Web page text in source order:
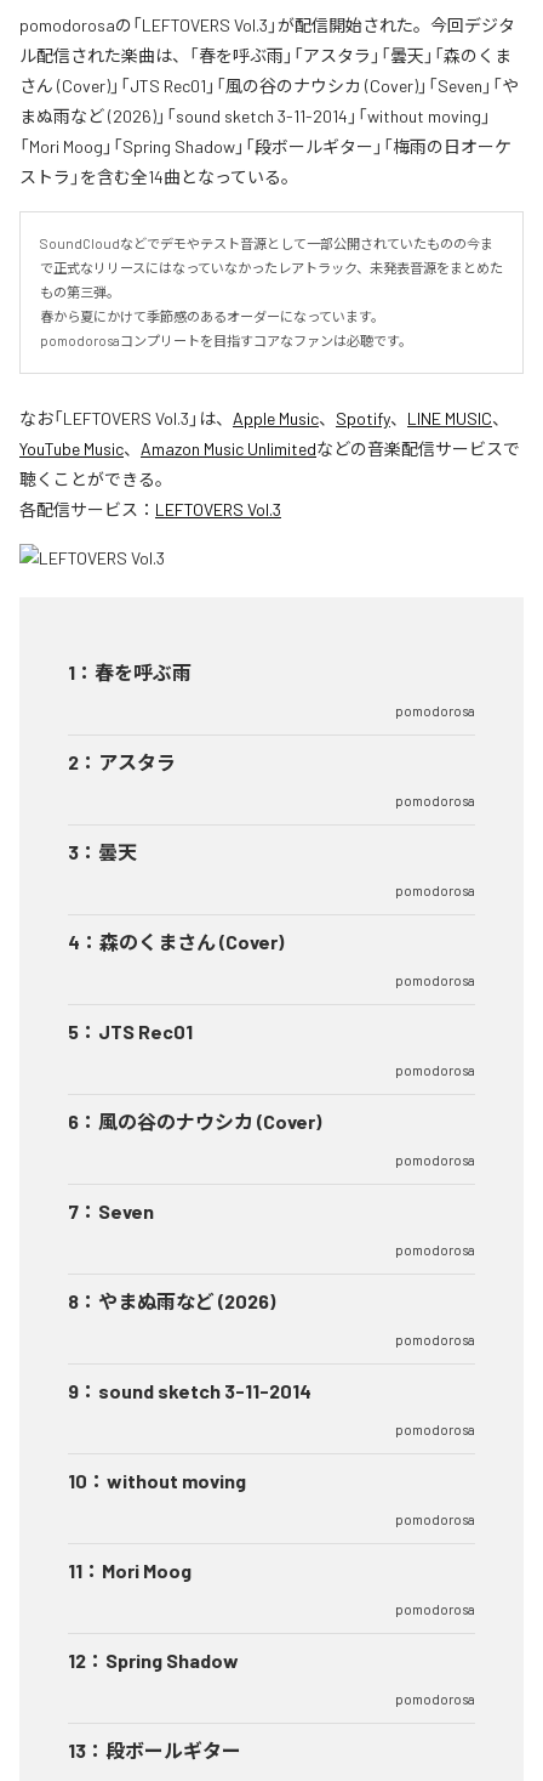
pomodorosaの「LEFTOVERS Vol.3」が配信開始された。今回デジタ
ル配信された楽曲は、「春を呼ぶ雨」「アスタラ」「曇天」「森のくま
さん (Cover)」「JTS Rec01」「風の谷のナウシカ (Cover)」「Seven」「や
まぬ雨など (2026)」「sound sketch 3-11-2014」「without moving」
「Mori Moog」「Spring Shadow」「段ボールギター」「梅雨の日オーケ
ストラ」を含む全14曲となっている。
SoundCloudなどでデモやテスト音源として一部公開されていたものの今ま
で正式なリリースにはなっていなかったレアトラック、未発表音源をまとめた
もの第三弾。
春から夏にかけて季節感のあるオーダーになっています。
pomodorosaコンプリートを目指すコアなファンは必聴です。
なお「LEFTOVERS Vol.3 」は、 Apple Music、 Spotify、 LINE MUSIC、
YouTube Music、 Amazon Music Unlimitedなどの音楽配信サービスで
聴くことができる。
各配信サービス： LEFTOVERS Vol.3
1 ： 春を呼ぶ雨
pomodorosa
2 ： アスタラ
pomodorosa
3 ： 曇天
pomodorosa
4 ： 森のくまさん (Cover)
pomodorosa
5 ： JTS Rec01
pomodorosa
6 ： 風の谷のナウシカ (Cover)
pomodorosa
7 ： Seven
pomodorosa
8 ： やまぬ雨など (2026)
pomodorosa
9 ： sound sketch 3-11-2014
pomodorosa
10 ： without moving
pomodorosa
11 ： Mori Moog
pomodorosa
12 ： Spring Shadow
pomodorosa
13 ： 段ボールギター